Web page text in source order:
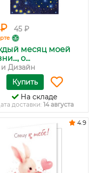
45 ₽
месяц моей
о...
Дизайн
Купить
На складе
доставки: 14 августа
4.9